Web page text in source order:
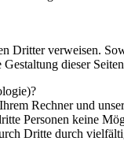
Dritter verweisen.
dieser
Rechner und
Personen keine
Dritte durch